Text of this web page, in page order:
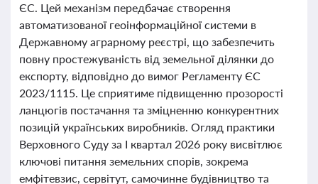
ЄС. Цей механізм передбачає створення
автоматизованої геоінформаційної системи в
Державному аграрному реєстрі, що забезпечить
повну простежуваність від земельної ділянки до
експорту, відповідно до вимог Регламенту ЄС
2023/1115. Це сприятиме підвищенню прозорості
ланцюгів постачання та зміцненню конкурентних
позицій українських виробників. Огляд практики
Верховного Суду за І квартал 2026 року висвітлює
ключові питання земельних спорів, зокрема
емфітевзис, сервітут, самочинне будівництво та